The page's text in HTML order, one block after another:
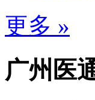
更多 »
广州医